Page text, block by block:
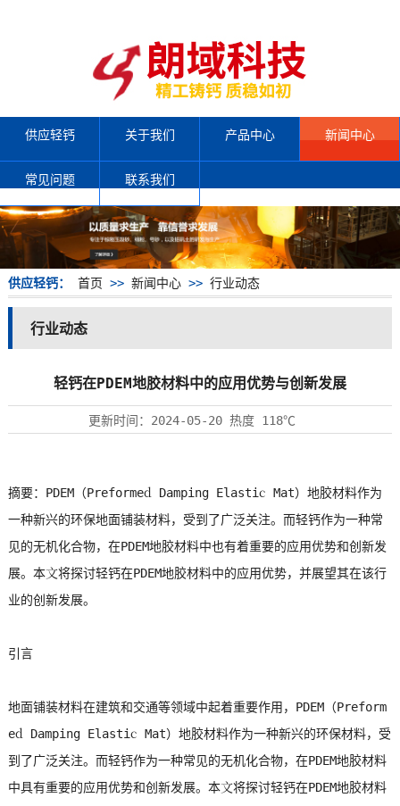
供应轻钙 关于我们 产品中心 新闻中心
常见问题 联系我们
供应轻钙： 首页 >> 新闻中心>> 行业动态
行业动态
轻钙在PDEM地胶材料中的应用优势与创新发展
更新时间： 2024-05-20热度 118℃
摘要：PDEM（Preformed Damping Elastic Mat）地胶材料作为
一种新兴的环保地面铺装材料，受到了广泛关注。而轻钙作为一种常
见的无机化合物，在PDEM地胶材料中也有着重要的应用优势和创新发
展。本文将探讨轻钙在PDEM地胶材料中的应用优势，并展望其在该行
业的创新发展。
引言
地面铺装材料在建筑和交通等领域中起着重要作用，PDEM（Preform
ed Damping Elastic Mat）地胶材料作为一种新兴的环保材料，受
到了广泛关注。而轻钙作为一种常见的无机化合物，在PDEM地胶材料
中具有重要的应用优势和创新发展。本文将探讨轻钙在PDEM地胶材料